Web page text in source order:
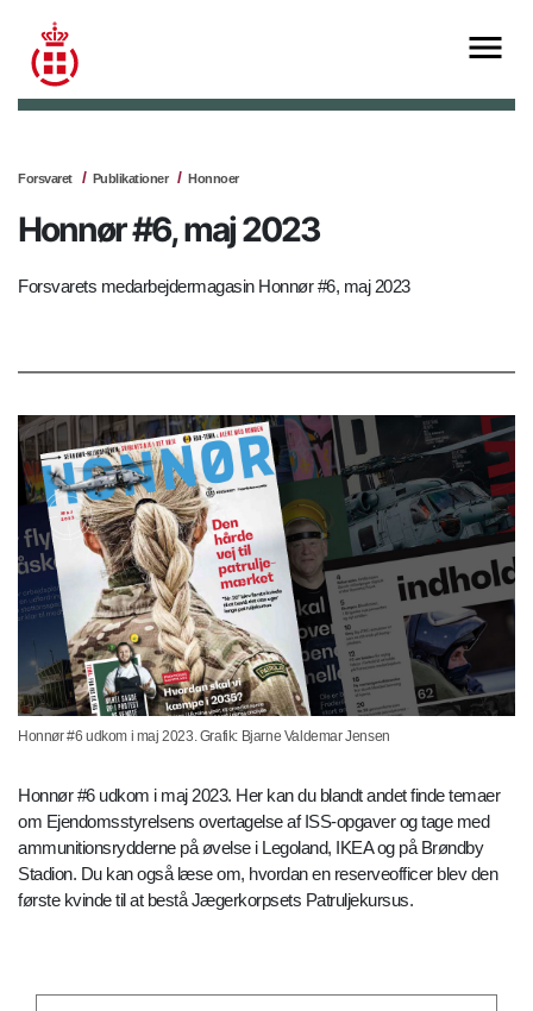
Forsvaret Publikationer Honnoer
Honnør #6, maj 2023
Forsvarets medarbejdermagasin Honnør #6, maj 2023
Honnør #6 udkom i maj 2023. Grafik: Bjarne Valdemar Jensen
Honnør #6 udkom i maj 2023. Her kan du blandt andet finde temaer
om Ejendomsstyrelsens overtagelse af ISS-opgaver og tage med
ammunitionsrydderne på øvelse i Legoland, IKEA og på Brøndby
Stadion. Du kan også læse om, hvordan en reserveofficer blev den
første kvinde til at bestå Jægerkorpsets Patruljekursus.